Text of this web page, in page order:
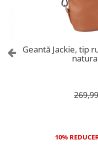
Genți Albe
Geantă Jackie, tip
10%